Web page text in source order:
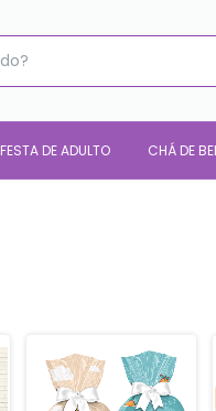
FESTA DE ADULTO CHÁ DE